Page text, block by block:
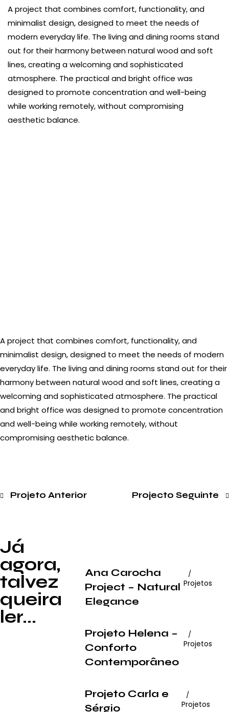
A project that combines comfort, functionality, and
minimalist design, designed to meet the needs of
modern everyday life. The living and dining rooms stand
out for their harmony between natural wood and soft
lines, creating a welcoming and sophisticated
atmosphere. The practical and bright office was
designed to promote concentration and well-being
while working remotely, without compromising
aesthetic balance.
A project that combines comfort, functionality, and
minimalist design, designed to meet the needs of modern
everyday life. The living and dining rooms stand out for their
harmony between natural wood and soft lines, creating a
welcoming and sophisticated atmosphere. The practical
and bright office was designed to promote concentration
and well-being while working remotely, without
compromising aesthetic balance.
Projeto Anterior Projecto Seguinte
Já
agora,
talvez
queira
ler...
Projetos
Ana Carocha
Project – Natural
Elegance
Projetos
Projeto Helena –
Conforto
Contemporâneo
Projetos
Projeto Carla e
Sérgio